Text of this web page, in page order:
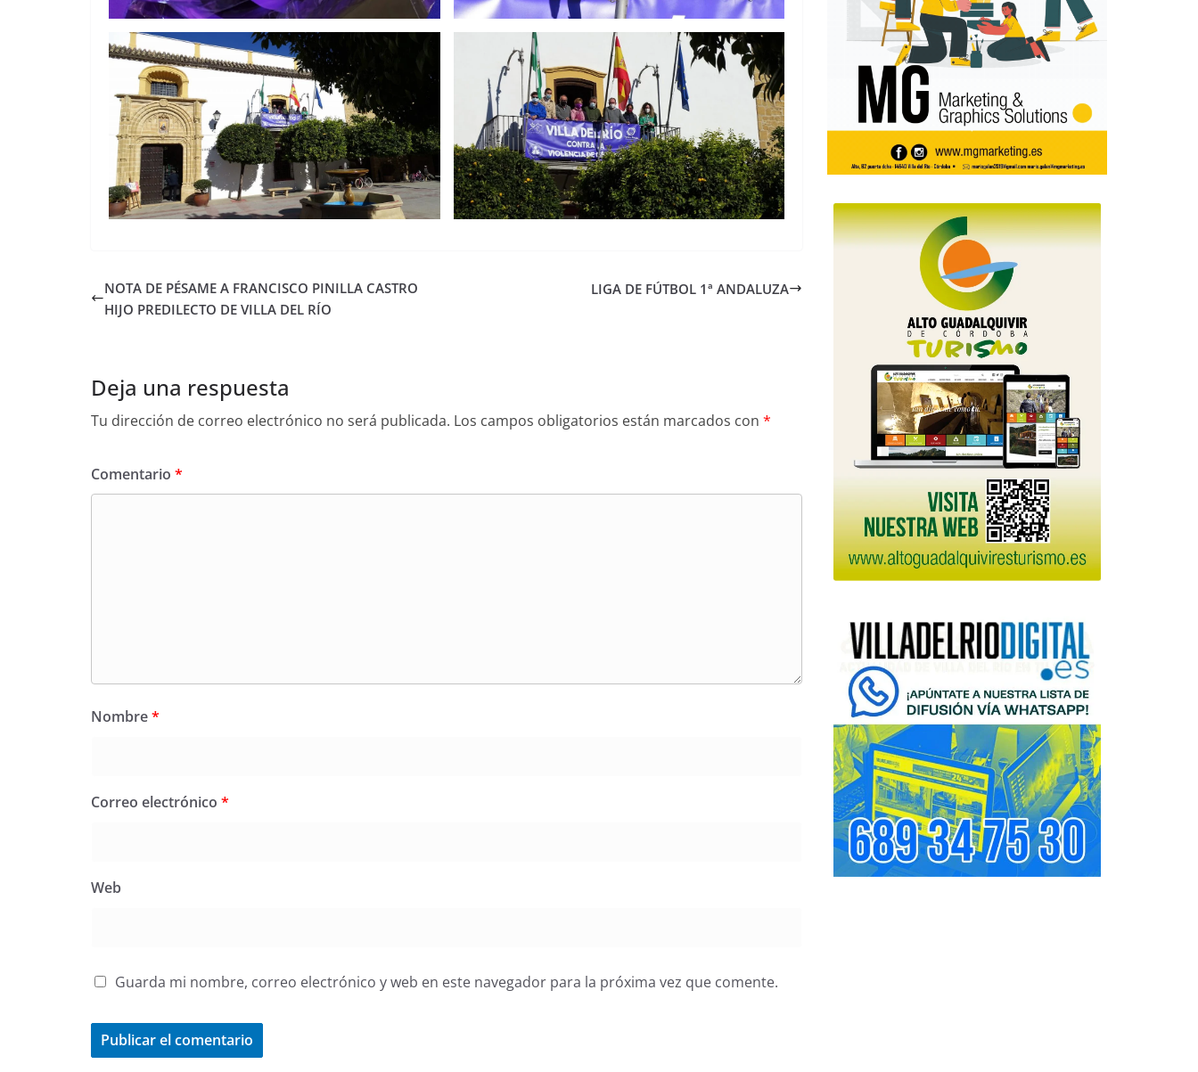
NOTA DE PÉSAME A FRANCISCO PINILLA CASTRO
HIJO PREDILECTO DE VILLA DEL RÍO
LIGA DE FÚTBOL 1ª ANDALUZA
Deja una respuesta
Tu dirección de correo electrónico no será publicada. Los campos obligatorios están marcados con *
Comentario *
Nombre*
Correo electrónico *
Web
Guarda mi nombre, correo electrónico y web en este navegador para la próxima vez que comente.